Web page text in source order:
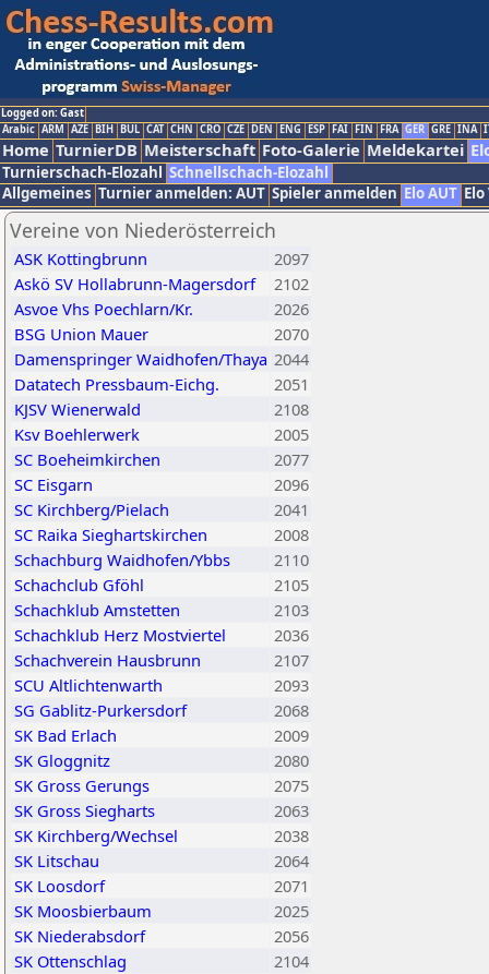
Logged on: Gast
Arabic ARM AZE BIH BUL CAT CHN CRO CZE DEN ENG ESP FAI FIN FRA GER GRE INA
Home TurnierDB Meisterschaft Foto-Galerie Meldekartei
Turnierschach-Elozahl Schnellschach-Elozahl
Allgemeines Turnier anmelden: AUT Spieler anmelden Elo AUT
Vereine von Niederösterreich
ASK Kottingbrunn
2097
Askö SV Hollabrunn-Magersdorf
2102
Asvoe Vhs Poechlarn/Kr.
2026
BSG Union Mauer
2070
Damenspringer Waidhofen/Thaya 2044
Datatech Pressbaum-Eichg.
2051
KJSV Wienerwald
2108
Ksv Boehlerwerk
2005
SC Boeheimkirchen
2077
SC Eisgarn
2096
SC Kirchberg/Pielach
2041
SC Raika Sieghartskirchen
2008
Schachburg Waidhofen/Ybbs
2110
Schachclub Gföhl
2105
Schachklub Amstetten
2103
Schachklub Herz Mostviertel
2036
Schachverein Hausbrunn
2107
SCU Altlichtenwarth
2093
SG Gablitz-Purkersdorf
2068
SK Bad Erlach
2009
SK Gloggnitz
2080
SK Gross Gerungs
2075
SK Gross Siegharts
2063
SK Kirchberg/Wechsel
2038
SK Litschau
2064
SK Loosdorf
2071
SK Moosbierbaum
2025
SK Niederabsdorf
2056
SK Ottenschlag
2104